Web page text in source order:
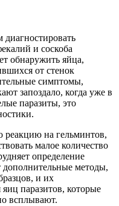
и соскоба
обнаружить яйца,
от стенок
симптомы,
запоздало, когда уже в
паразиты, это
на гельминтов,
малое количество
определение
дополнительные методы,
и их
паразитов, которые
всплывают.